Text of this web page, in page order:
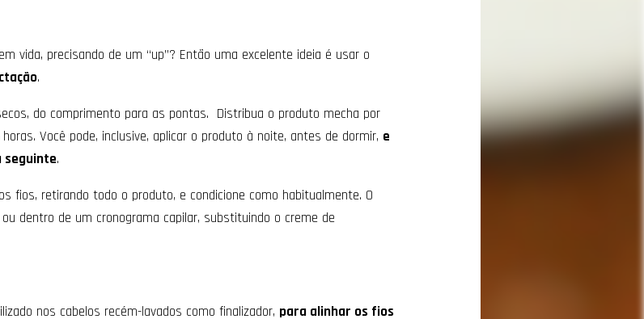
vida, precisando de um “up”? Então uma excelente ideia é usar o
.
do comprimento para as pontas. Distribua o produto mecha por
Você pode, inclusive, aplicar o produto à noite, antes de dormir, e
seguinte.
fios, retirando todo o produto, e condicione como habitualmente. O
dentro de um cronograma capilar, substituindo o creme de
nos cabelos recém-lavados como finalizador, para alinhar os fios